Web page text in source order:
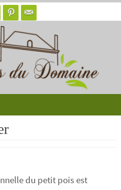
du petit pois est